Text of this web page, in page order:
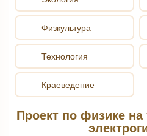
Физкультура
Технология
Краеведение
Проект по физике на